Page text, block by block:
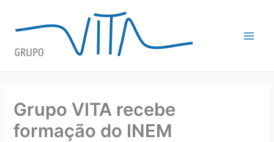
Grupo VITA recebe
formação do INEM